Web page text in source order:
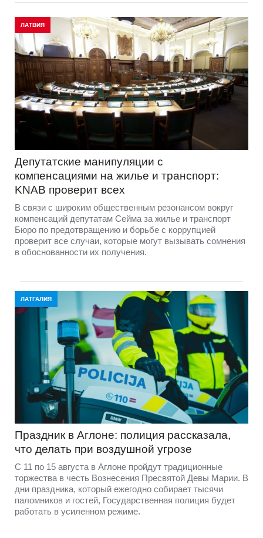
ЛАТВИЯ
Депутатские манипуляции с
компенсациями на жилье и транспорт:
KNAB проверит всех
В связи с широким общественным резонансом вокруг
компенсаций депутатам Сейма за жилье и транспорт
Бюро по предотвращению и борьбе с коррупцией
проверит все случаи, которые могут вызывать сомнения
в обоснованности их получения.
ЛАТГАЛИЯ
Праздник в Аглоне: полиция рассказала,
что делать при воздушной угрозе
С 11 по 15 августа в Аглоне пройдут традиционные
торжества в честь Вознесения Пресвятой Девы Марии. В
дни праздника, который ежегодно собирает тысячи
паломников и гостей, Государственная полиция будет
работать в усиленном режиме.